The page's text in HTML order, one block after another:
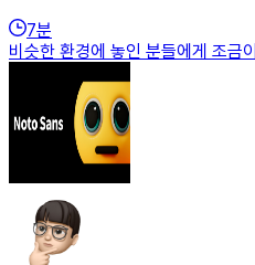
7분
비슷한 환경에 놓인 분들에게 조금